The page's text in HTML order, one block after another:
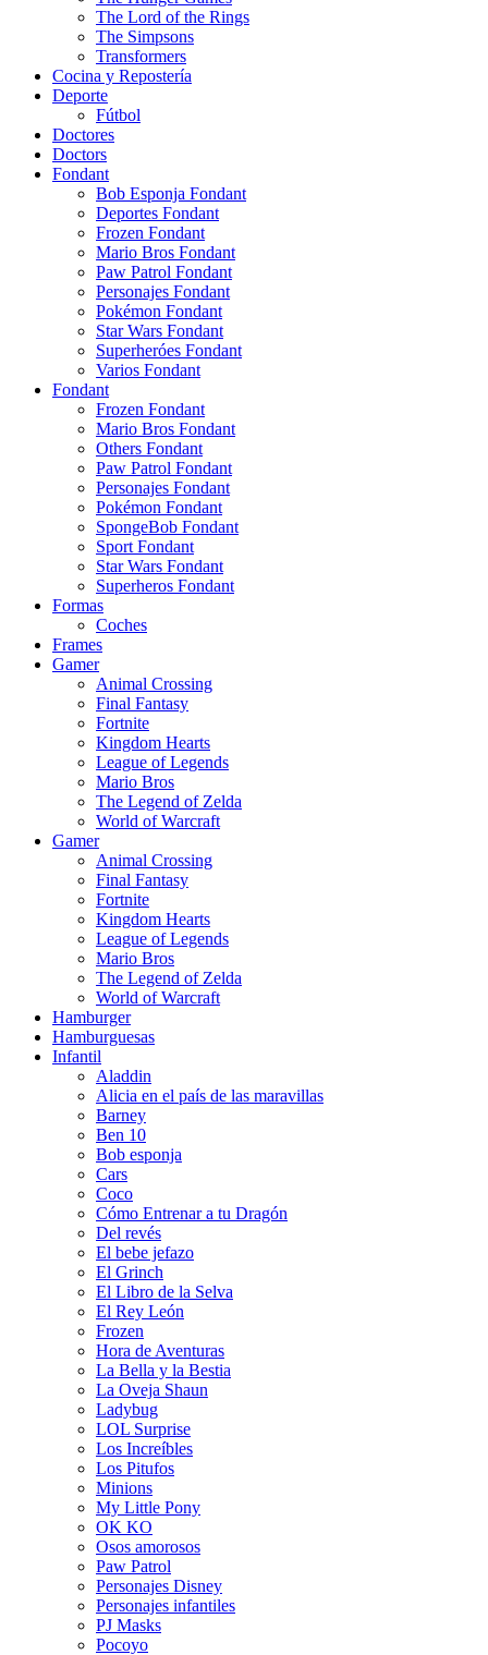
The Lord of the Rings
The Simpsons
Transformers
Cocina y Repostería
Deporte
Fútbol
Doctores
Doctors
Fondant
Bob Esponja Fondant
Deportes Fondant
Frozen Fondant
Mario Bros Fondant
Paw Patrol Fondant
Personajes Fondant
Pokémon Fondant
Star Wars Fondant
Superheróes Fondant
Varios Fondant
Fondant
Frozen Fondant
Mario Bros Fondant
Others Fondant
Paw Patrol Fondant
Personajes Fondant
Pokémon Fondant
SpongeBob Fondant
Sport Fondant
Star Wars Fondant
Superheros Fondant
Formas
Coches
Frames
Gamer
Animal Crossing
Final Fantasy
Fortnite
Kingdom Hearts
League of Legends
Mario Bros
The Legend of Zelda
World of Warcraft
Gamer
Animal Crossing
Final Fantasy
Fortnite
Kingdom Hearts
League of Legends
Mario Bros
The Legend of Zelda
World of Warcraft
Hamburger
Hamburguesas
Infantil
Aladdin
Alicia en el país de las maravillas
Barney
Ben 10
Bob esponja
Cars
Coco
Cómo Entrenar a tu Dragón
Del revés
El bebe jefazo
El Grinch
El Libro de la Selva
El Rey León
Frozen
Hora de Aventuras
La Bella y la Bestia
La Oveja Shaun
Ladybug
LOL Surprise
Los Increíbles
Los Pitufos
Minions
My Little Pony
OK KO
Osos amorosos
Paw Patrol
Personajes Disney
Personajes infantiles
PJ Masks
Pocoyo